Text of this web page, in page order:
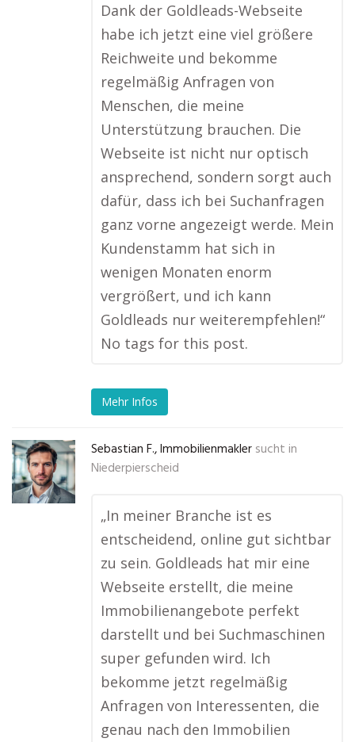
Dank der Goldleads-Webseite
habe ich jetzt eine viel größere
Reichweite und bekomme
regelmäßig Anfragen von
Menschen, die meine
Unterstützung brauchen. Die
Webseite ist nicht nur optisch
ansprechend, sondern sorgt auch
dafür, dass ich bei Suchanfragen
ganz vorne angezeigt werde. Mein
Kundenstamm hat sich in
wenigen Monaten enorm
vergrößert, und ich kann
Goldleads nur weiterempfehlen!“
No tags for this post.
Mehr Infos
Sebastian F., Immobilienmakler sucht in
Niederpierscheid
„In meiner Branche ist es
entscheidend, online gut sichtbar
zu sein. Goldleads hat mir eine
Webseite erstellt, die meine
Immobilienangebote perfekt
darstellt und bei Suchmaschinen
super gefunden wird. Ich
bekomme jetzt regelmäßig
Anfragen von Interessenten, die
genau nach den Immobilien